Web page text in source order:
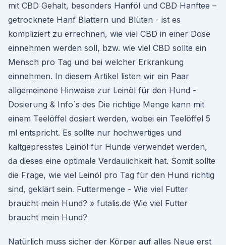
mit CBD Gehalt, besonders Hanföl und CBD Hanftee –
getrocknete Hanf Blättern und Blüten - ist es
kompliziert zu errechnen, wie viel CBD in einer Dose
einnehmen werden soll, bzw. wie viel CBD sollte ein
Mensch pro Tag und bei welcher Erkrankung
einnehmen. In diesem Artikel listen wir ein Paar
allgemeinene Hinweise zur Leinöl für den Hund -
Dosierung & Info´s des Die richtige Menge kann mit
einem Teelöffel dosiert werden, wobei ein Teelöffel 5
ml entspricht. Es sollte nur hochwertiges und
kaltgepresstes Leinöl für Hunde verwendet werden,
da dieses eine optimale Verdaulichkeit hat. Somit sollte
die Frage, wie viel Leinöl pro Tag für den Hund richtig
sind, geklärt sein. Futtermenge - Wie viel Futter
braucht mein Hund? » futalis.de Wie viel Futter
braucht mein Hund?
Natürlich muss sicher der Körper auf alles Neue erst